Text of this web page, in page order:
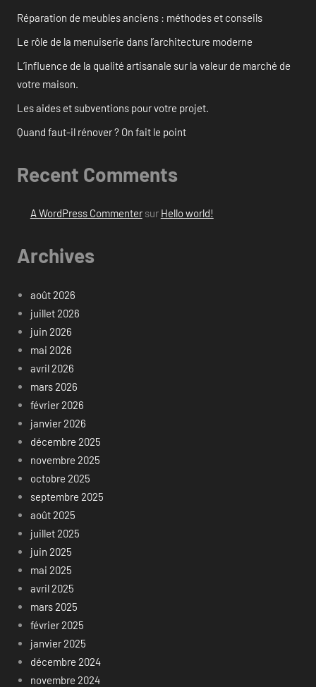
Réparation de meubles anciens : méthodes et conseils
Le rôle de la menuiserie dans l’architecture moderne
L’influence de la qualité artisanale sur la valeur de marché de
votre maison.
Les aides et subventions pour votre projet.
Quand faut-il rénover ? On fait le point
Recent Comments
A WordPress Commentersur Hello world!
Archives
août 2026
juillet 2026
juin 2026
mai 2026
avril 2026
mars 2026
février 2026
janvier 2026
décembre 2025
novembre 2025
octobre 2025
septembre 2025
août 2025
juillet 2025
juin 2025
mai 2025
avril 2025
mars 2025
février 2025
janvier 2025
décembre 2024
novembre 2024